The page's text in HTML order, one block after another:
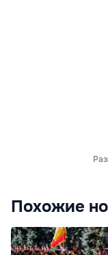
Похожие